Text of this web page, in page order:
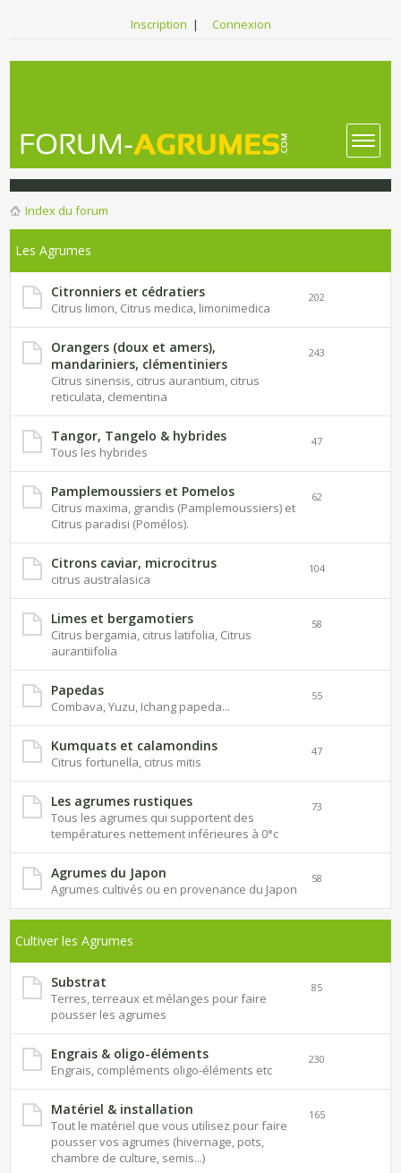
Inscription | Connexion
Index du forum
Les Agrumes
Citronniers et cédratiers
Citrus limon, Citrus medica, limonimedica
202
Orangers (doux et amers),
mandariniers, clémentiniers
Citrus sinensis, citrus aurantium, citrus
reticulata, clementina
243
Tangor, Tangelo & hybrides
Tous les hybrides
47
Pamplemoussiers et Pomelos
Citrus maxima, grandis (Pamplemoussiers) et
Citrus paradisi (Pomélos).
62
Citrons caviar, microcitrus
citrus australasica
104
Limes et bergamotiers
Citrus bergamia, citrus latifolia, Citrus
aurantiifolia
58
Papedas
Combava, Yuzu, Ichang papeda...
55
Kumquats et calamondins
Citrus fortunella, citrus mitis
47
Les agrumes rustiques
Tous les agrumes qui supportent des
températures nettement inférieures à 0°c
73
Agrumes du Japon
Agrumes cultivés ou en provenance du Japon
58
Cultiver les Agrumes
Substrat
Terres, terreaux et mélanges pour faire
pousser les agrumes
85
Engrais & oligo-éléments
Engrais, compléments oligo-éléments etc
230
Matériel & installation
Tout le matériel que vous utilisez pour faire
pousser vos agrumes (hivernage, pots,
chambre de culture, semis...)
165